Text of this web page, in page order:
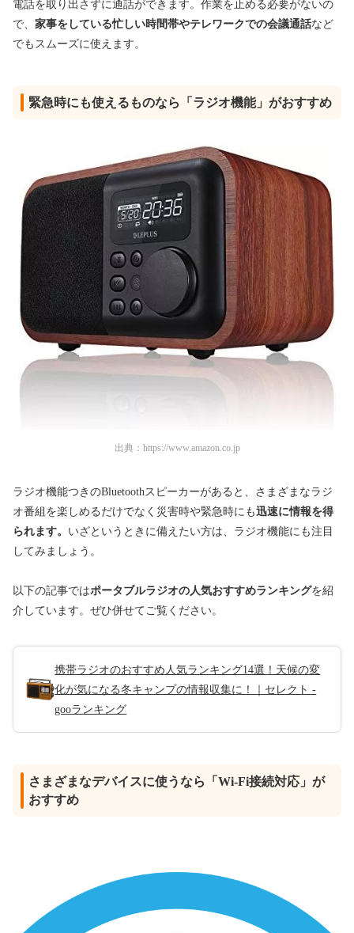
電話を取り出さずに通話ができます。作業を止める必要がないの
で、 家事をしている忙しい時間帯やテレワークでの会議通話など
でもスムーズに使えます。
緊急時にも使えるものなら「ラジオ機能」がおすすめ
出典： https://www.amazon.co.jp
ラジオ機能つきのBluetoothスピーカーがあると、さまざまなラジ
オ番組を楽しめるだけでなく災害時や緊急時にも迅速に情報を得
られます。 いざというときに備えたい方は、ラジオ機能にも注目
してみましょう。
以下の記事ではポータブルラジオの人気おすすめランキングを紹
介しています。ぜひ併せてご覧ください。
携帯ラジオのおすすめ人気ランキング14選！天候の変
化が気になる冬キャンプの情報収集に！｜セレクト -
gooランキング
さまざまなデバイスに使うなら「Wi-Fi接続対応」が
おすすめ